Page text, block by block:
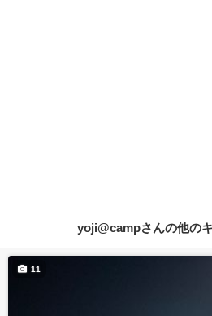
yoji@campさんの他の
11